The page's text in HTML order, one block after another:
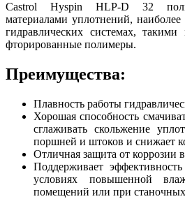
Castrol Hyspin HLP-D 32
материалами уплотнений,
гидравлических системах,
фторированные полимеры.
Преимущества:
Плавность работы
Хорошая способность
сглаживать скольжение
поршней и штоков и снижает
Отличная защита от коррозии
Поддерживает
условиях повышенной
помещений или при